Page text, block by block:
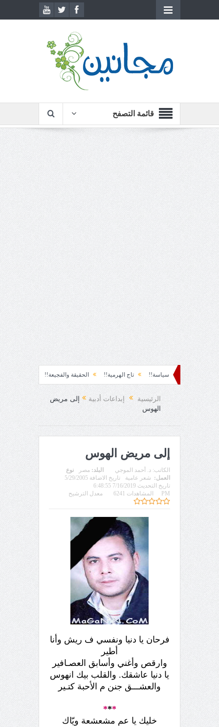
قائمة التصفح
سياسة!! تاج الهرمية!! الحقيقة والفجيعة!! لِقاءُ في المَطَرِ!
المفاجئ!
الرئيسية إبداعات أدبية
إلى مريض
الهوس
إلى مريض الهوس
الكاتب: د. أحمد الموجي البلد: مصر
نوع
العمل: شعر عامية
تاريخ الاضافة 5/29/2005
تاريخ التحديث 7/16/2019 6:48:55
PM
المشاهدات 6241 معدل الترشيح
فرحان يا دنيا ونفسي ف ريش وأنا
أطير
وارقص وأغني وأسابق العصـافير
يا دنيا عاشقك. والقلب بيك انهوس
والعشـــق جنن م الأحبة كتـير
*
*
*
خليك يا عم مشعشعة ويّاك